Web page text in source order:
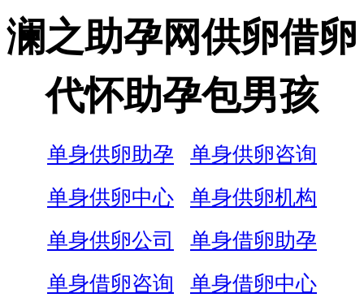
澜之助孕网供卵借卵
代怀助孕包男孩
单身供卵助孕
单身供卵咨询
单身供卵中心
单身供卵机构
单身供卵公司
单身借卵助孕
单身借卵咨询
单身借卵中心